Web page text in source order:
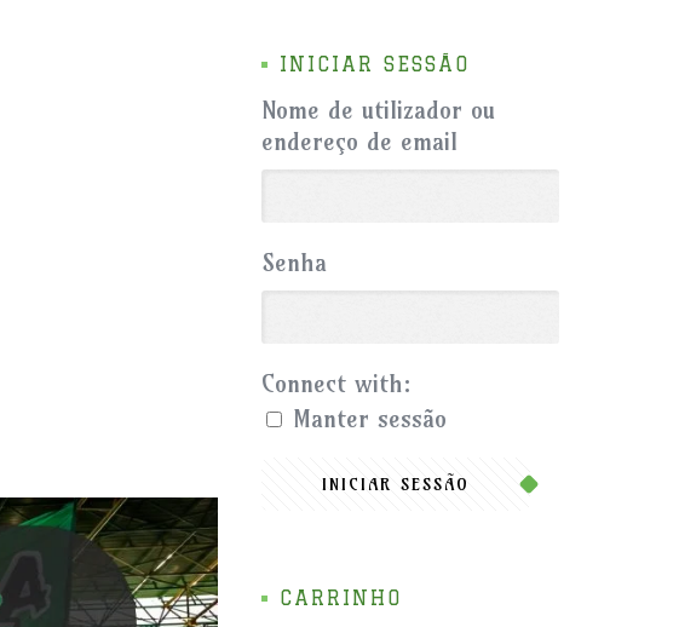
INICIAR SESSÃO
Nome de utilizador ou
endereço de email
Senha
Connect with:
Manter sessão
INICIAR SESSÃO
CARRINHO